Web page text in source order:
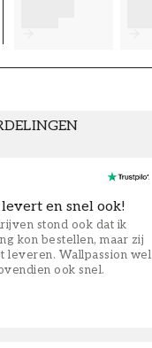
en snel ook!
stond ook dat ik
kon bestellen, maar zij
leveren. Wallpassion wel
ook snel.